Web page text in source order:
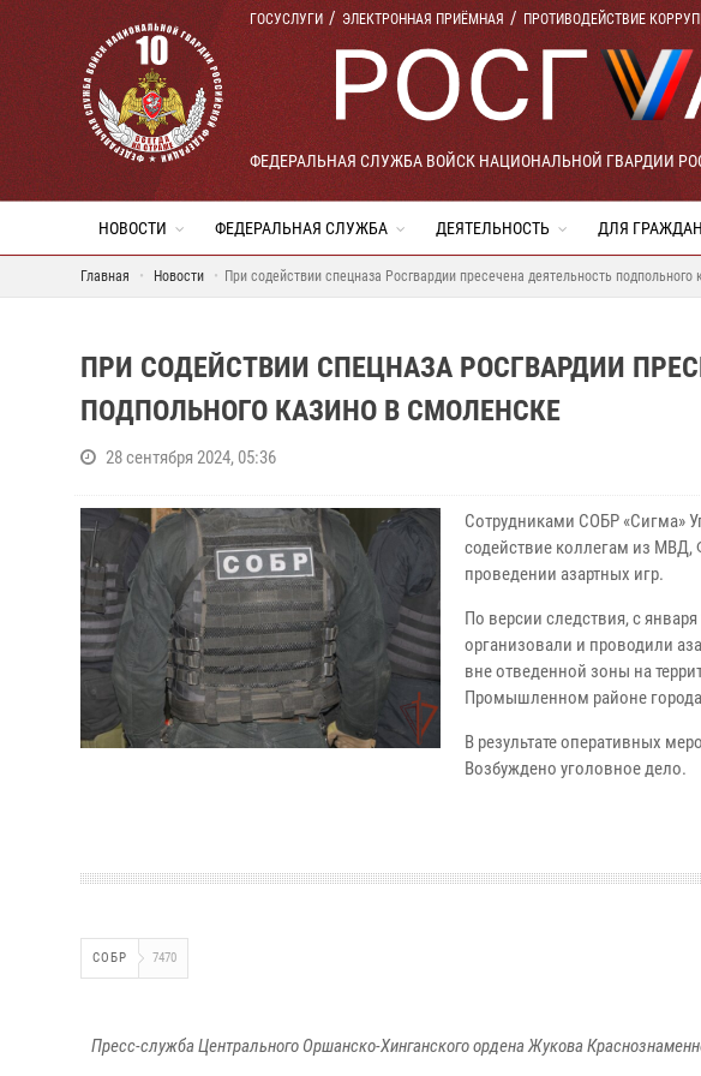
ГОСУСЛУГИ ЭЛЕКТРОННАЯ ПРИЁМНАЯ ПРОТИВОДЕЙСТВИЕ
ФЕДЕРАЛЬНАЯ СЛУЖБА ВОЙСК НАЦИОНАЛЬНОЙ ГВАРДИИ
НОВОСТИ ФЕДЕРАЛЬНАЯ СЛУЖБА ДЕЯТЕЛЬНОСТЬ ДЛЯ ГРАЖДАН
Главная Новости При содействии спецназа Росгвардии пресечена деятельность подпольного
ПРИ СОДЕЙСТВИИ СПЕЦНАЗА РОСГВАРДИИ
ПОДПОЛЬНОГО КАЗИНО В СМОЛЕНСКЕ
28 сентября 2024, 05:36
Сотрудниками СОБР «Сигма»
содействие коллегам из
проведении азартных игр.
По версии следствия, с
организовали и проводили
вне отведенной зоны на
Промышленном районе
В результате оперативных
Возбуждено уголовное дело.
СОБР 7470
Пресс-служба Центрального Оршанско-Хинганского ордена Жукова